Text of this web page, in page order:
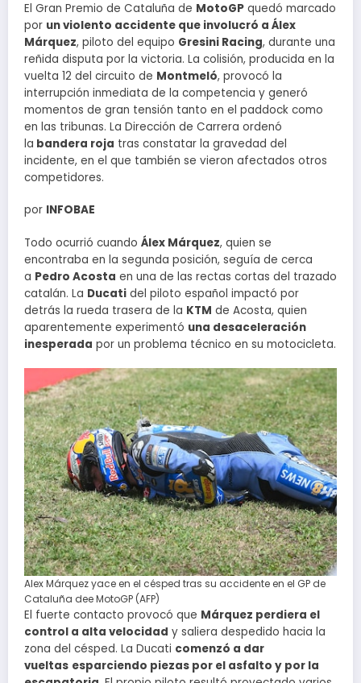
El Gran Premio de Cataluña de MotoGP quedó marcado
por un violento accidente que involucró a Álex
Márquez, piloto del equipo Gresini Racing, durante una
reñida disputa por la victoria. La colisión, producida en la
vuelta 12 del circuito de Montmeló, provocó la
interrupción inmediata de la competencia y generó
momentos de gran tensión tanto en el paddock como
en las tribunas. La Dirección de Carrera ordenó
la bandera roja tras constatar la gravedad del
incidente, en el que también se vieron afectados otros
competidores.
por INFOBAE
Todo ocurrió cuando Álex Márquez, quien se
encontraba en la segunda posición, seguía de cerca
a Pedro Acosta en una de las rectas cortas del trazado
catalán. La Ducati del piloto español impactó por
detrás la rueda trasera de la KTM de Acosta, quien
aparentemente experimentó una desaceleración
inesperada por un problema técnico en su motocicleta.
Alex Márquez yace en el césped tras su accidente en el GP de
Cataluña dee MotoGP (AFP)
El fuerte contacto provocó que Márquez perdiera el
control a alta velocidad y saliera despedido hacia la
zona del césped. La Ducati comenzó a dar
vueltas esparciendo piezas por el asfalto y por la